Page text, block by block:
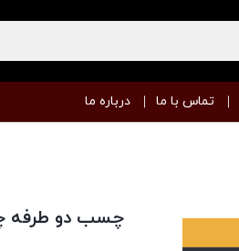
تماس با ما درباره ما
چسب دو طرفه